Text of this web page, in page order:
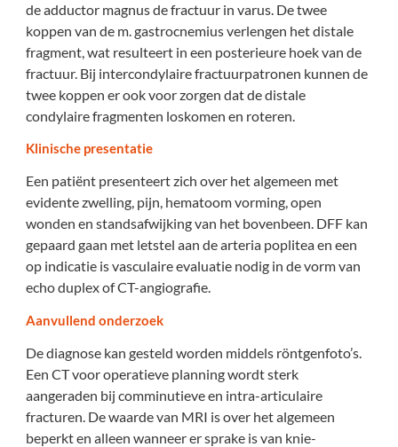
de adductor magnus de fractuur in varus. De twee
koppen van de m. gastrocnemius verlengen het distale
fragment, wat resulteert in een posterieure hoek van de
fractuur. Bij intercondylaire fractuurpatronen kunnen de
twee koppen er ook voor zorgen dat de distale
condylaire fragmenten loskomen en roteren.
Klinische presentatie
Een patiënt presenteert zich over het algemeen met
evidente zwelling, pijn, hematoom vorming, open
wonden en standsafwijking van het bovenbeen. DFF kan
gepaard gaan met letstel aan de arteria poplitea en een
op indicatie is vasculaire evaluatie nodig in de vorm van
echo duplex of CT-angiografie.
Aanvullend onderzoek
De diagnose kan gesteld worden middels röntgenfoto’s.
Een CT voor operatieve planning wordt sterk
aangeraden bij comminutieve en intra-articulaire
fracturen. De waarde van MRI is over het algemeen
beperkt en alleen wanneer er sprake is van knie-